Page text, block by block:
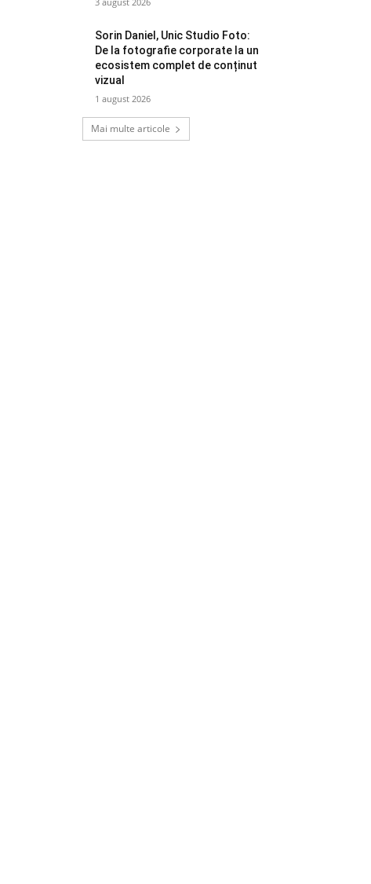
Sorin Daniel, Unic Studio Foto:
De la fotografie corporate la un
ecosistem complet de conținut
vizual
1 august 2026
Mai multe articole